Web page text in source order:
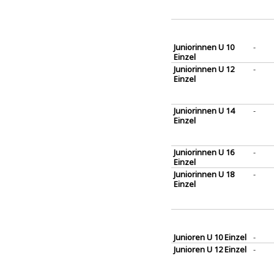
Juniorinnen U 10
Einzel
-
Juniorinnen U 12
Einzel
-
Juniorinnen U 14
Einzel
-
Juniorinnen U 16
Einzel
-
Juniorinnen U 18
Einzel
-
Junioren U 10 Einzel
-
Junioren U 12 Einzel
-